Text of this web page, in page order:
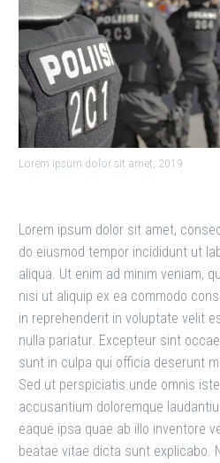
Lorem ipsum dolor sit amet, 2019
Lorem ipsum dolor sit amet,
do eiusmod tempor incididunt ut
aliqua. Ut enim ad minim veniam,
nisi ut aliquip ex ea commodo
in reprehenderit in voluptate velit
nulla pariatur. Excepteur sint
sunt in culpa qui officia deserunt
Sed ut perspiciatis unde omnis
accusantium doloremque
eaque ipsa quae ab illo inventore
beatae vitae dicta sunt explicabo.